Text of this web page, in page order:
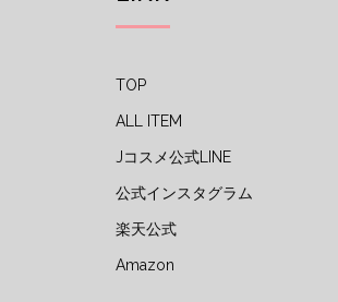
TOP
ALL ITEM
Jコスメ公式LINE
公式インスタグラム
楽天公式
Amazon